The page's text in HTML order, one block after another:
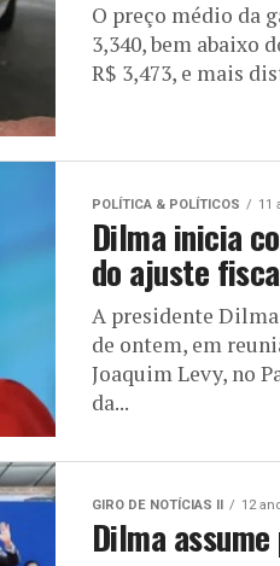
O preço médio da
3,340, bem abaixo
R$ 3,473, e mais
POLÍTICA & POLÍTICOS 11
Dilma inicia
do ajuste
A presidente
de ontem, em
Joaquim Levy, no
da...
GIRO DE NOTÍCIAS II 12
Dilma